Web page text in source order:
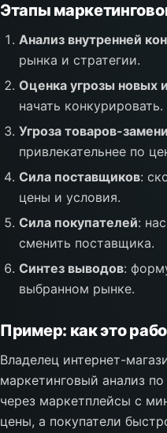
Этапы
Анализ внутренней
рынка и стратегии.
Оценка угрозы новых
начать конкурировать.
Угроза товаров-
привлекательнее по
Сила поставщиков:
цены и условия.
Сила покупателей:
сменить поставщика.
Синтез выводов:
выбранном рынке.
Пример: как это
Владелец интернет-
маркетинговый анализ
через маркетплейсы с
цены, а покупатели